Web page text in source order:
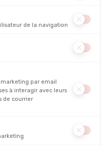
:
Les montures Cébé
rayures avec des
bloquer les rayons
importante en montée. Une
qui surveillent leur
de randonnée
Automobile